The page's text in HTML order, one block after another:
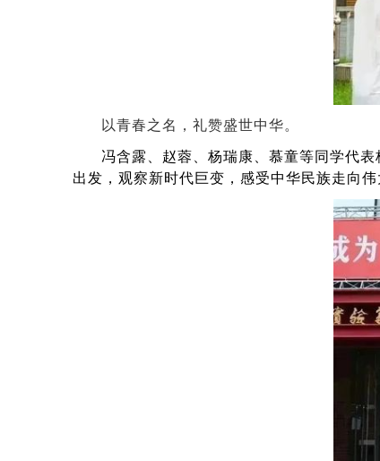
以青春之名，礼赞盛世中华。
冯含露、赵蓉、杨瑞康、慕童等同学代
出发，观察新时代巨变，感受中华民族走向